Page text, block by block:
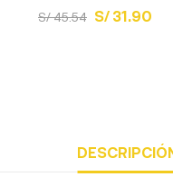
S/ 45.54 S/ 31.90